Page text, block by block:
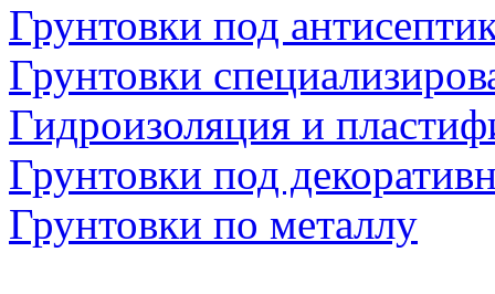
Грунтовки под
Грунтовки
Гидроизоляция и
Грунтовки под
Грунтовки по металлу